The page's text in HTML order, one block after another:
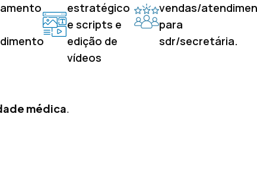
estratégico
e scripts e
edição de
vídeos
vendas/
para
sdr/secretária.
médica.